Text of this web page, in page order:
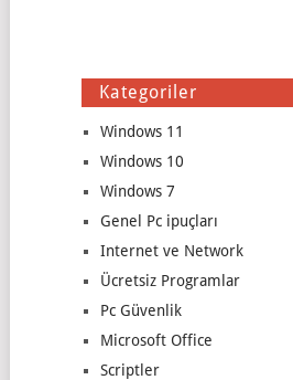
Kategoriler
Windows 11
Windows 10
Windows 7
Genel Pc ipuçları
Internet ve Network
Ücretsiz Programlar
Pc Güvenlik
Microsoft Office
Scriptler